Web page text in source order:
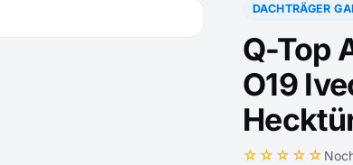
DACHTRÄGER
Q-Top
O19
☆☆☆☆☆